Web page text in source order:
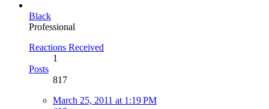
Black
Professional
Reactions Received
1
Posts
817
March 25, 2011 at 1:19 PM